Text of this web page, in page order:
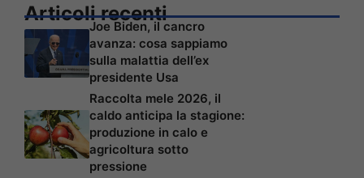
Articoli recenti
Joe Biden, il cancro
avanza: cosa sappiamo
sulla malattia dell’ex
presidente Usa
Raccolta mele 2026, il
caldo anticipa la stagione:
produzione in calo e
agricoltura sotto
pressione